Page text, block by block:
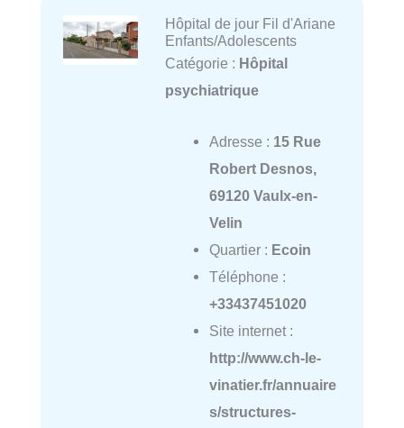
Hôpital de jour Fil d'Ariane
Enfants/Adolescents
Catégorie : Hôpital
psychiatrique
Adresse : 15 Rue
Robert Desnos,
69120 Vaulx-en-
Velin
Quartier : Ecoin
Téléphone :
+33437451020
Site internet :
http://www.ch-le-
vinatier.fr/annuaire
s/structures-